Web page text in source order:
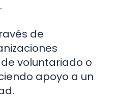
de
voluntariado o
apoyo a un